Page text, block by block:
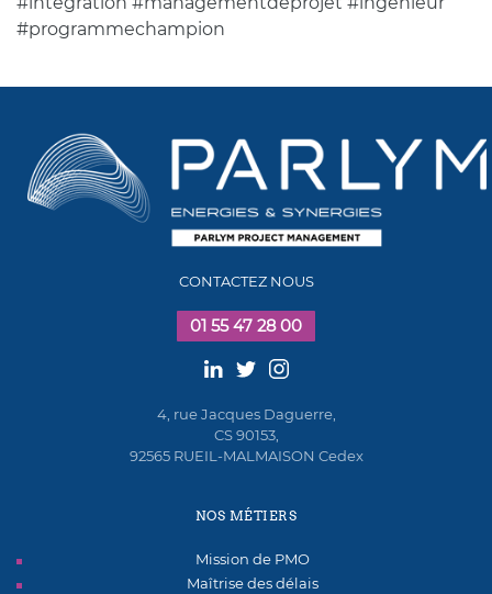
#programmechampion
CONTACTEZ NOUS
01 55 47 28 00
4, rue Jacques Daguerre,
CS 90153,
92565 RUEIL-MALMAISON Cedex
NOS MÉTIERS
Mission de PMO
Maîtrise des délais